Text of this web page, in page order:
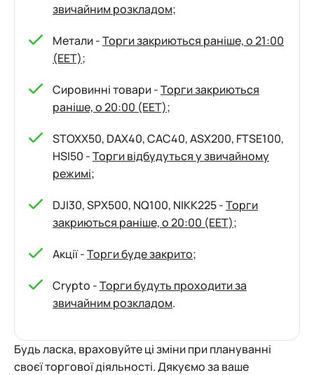
звичайним розкладом;
Метали -Торги закриються раніше, о 21:00
(EET);
Сировинні товари -Торги закриються
раніше, о 20:00 (EET);
STOXX50, DAX40, CAC40, ASX200, FTSE100,
HSI50 -Торги відбудуться у звичайному
режимі;
DJI30, SPX500, NQ100, NIKK225 -Торги
закриються раніше, о 20:00 (EET);
Акції -Торги буде закрито;
Crypto -Торги будуть проходити за
звичайним розкладом.
Будь ласка, враховуйте ці зміни при плануванні
своєї торгової діяльності. Дякуємо за ваше